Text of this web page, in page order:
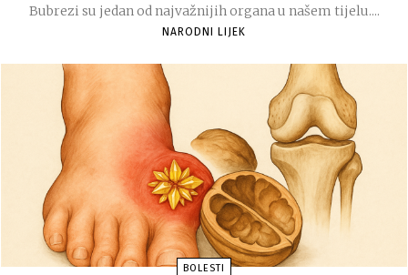
Bubrezi su jedan od najvažnijih organa u našem tijelu....
NARODNI LIJEK
BOLESTI